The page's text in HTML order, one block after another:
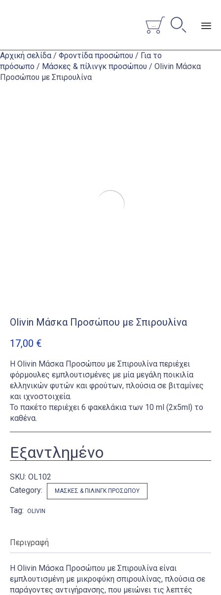

... 
Αρχική σελίδα / Φροντίδα προσώπου / Για το
πρόσωπο / Μάσκες & πίλινγκ προσώπου / Olivin Μάσκα
Προσώπου με Σπιρουλίνα
Olivin Μάσκα Προσώπου με Σπιρουλίνα
17,00 €
Η Olivin Μάσκα Προσώπου με Σπιρουλίνα περιέχει
φόρμουλες εμπλουτισμένες με μία μεγάλη ποικιλία
ελληνικών φυτών και φρούτων, πλούσια σε βιταμίνες
και ιχνοστοιχεία.
Το πακέτο περιέχει 6 φακελάκια των 10 ml (2x5ml) το
καθένα.
Εξαντλημένο
SKU: OL102
Category:
ΜΆΣΚΕΣ & ΠΊΛΙΝΓΚ ΠΡΟΣΏΠΟΥ
Tag: OLIVIN
Περιγραφή
Η Olivin Μάσκα Προσώπου με Σπιρουλίνα είναι
εμπλουτισμένη με μικροφύκη σπιρουλίνας, πλούσια σε
παράγοντες αντιγήρανσης, που μειώνει τις λεπτές